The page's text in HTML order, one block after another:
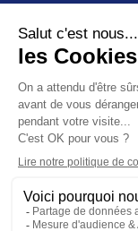
ROCO,MARKLIN,
d'autres.
Nous sommes
REVELL,TAMIYA,
Voirtoutes les
ET AUSSI
Vous recherchez
Consultez les